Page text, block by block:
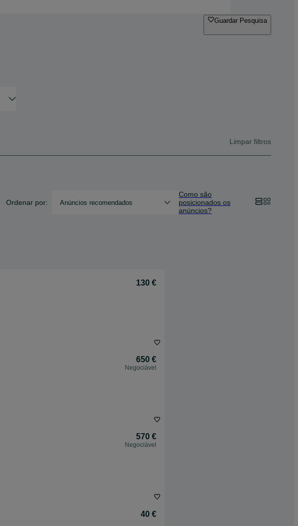
Guardar Pesquisa
Limpar filtros
Ordenar por: Anúncios recomendados
Como são
posicionados os
anúncios?
130 €
650 €
Negociável
570 €
Negociável
40 €